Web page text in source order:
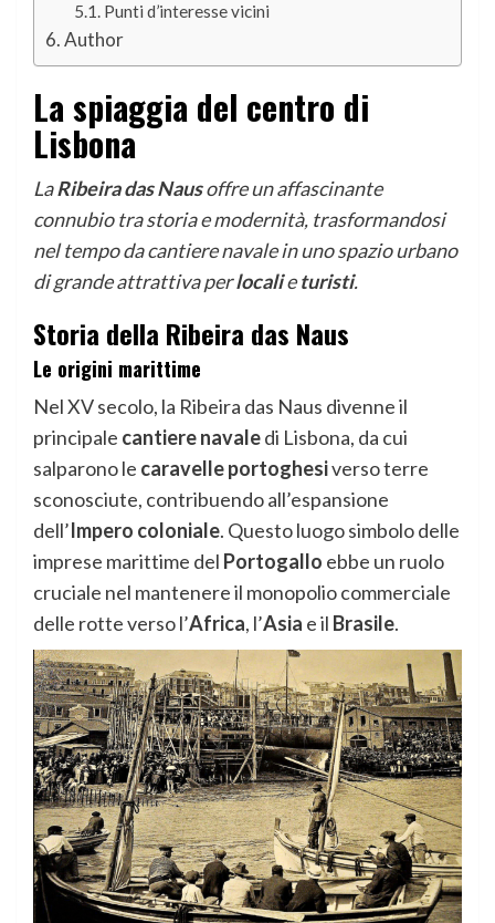
Punti d’interesse vicini
Author
La spiaggia del centro di
Lisbona
LaRibeira das Nausoffre un affascinante
connubio tra storia e modernità, trasformandosi
nel tempo da cantiere navale in uno spazio urbano
di grande attrattiva perlocalieturisti.
Storia della Ribeira das Naus
Le origini marittime
Nel XV secolo, la Ribeira das Naus divenne il
principale cantiere navaledi Lisbona, da cui
salparono le caravelle portoghesiverso terre
sconosciute, contribuendo all’espansione
dell’Impero coloniale. Questo luogo simbolo delle
imprese marittime del Portogallo ebbe un ruolo
cruciale nel mantenere il monopolio commerciale
delle rotte verso l’Africa, l’Asia e il Brasile.